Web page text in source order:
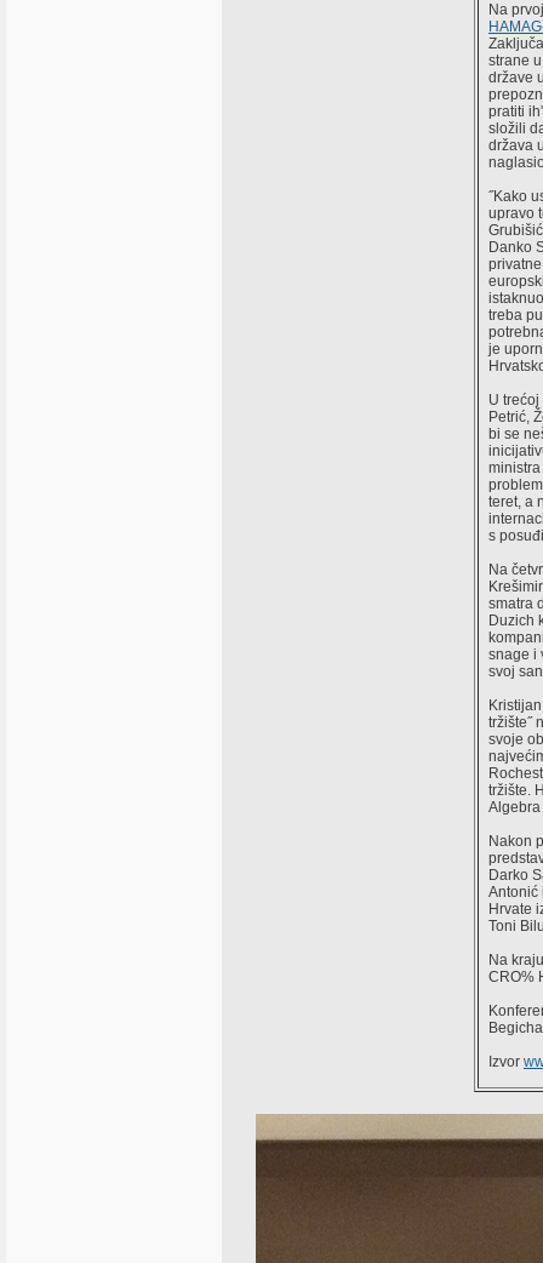
Na
strane
države
pratiti
složili
država
˝Kako
upravo
Danko
treba
je
U
Petrić,
bi se
teret, a
s
Na
smatra
Duzich
snage i
svoj
tržište˝
svoje
tržište.
Algebra
Nakon
Darko
Antonić
Hrvate
Toni
Na
CRO%
Izvor